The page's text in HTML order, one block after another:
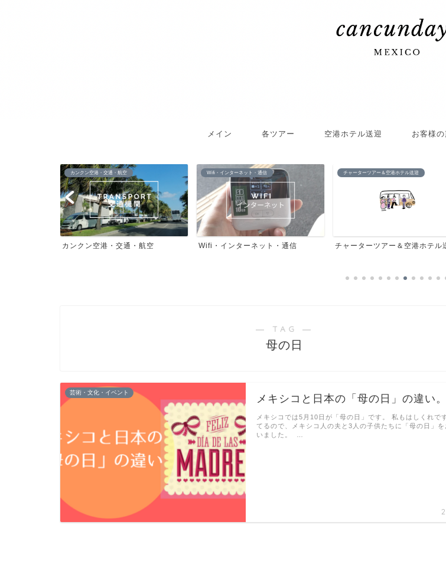
メイン 各ツアー 空港ホテル送迎 お客様の
カンクン空港・交通・航空
カンクン空港・交通・航空
Wifi・インターネット・通信
Wifi・インターネット・通信
チャーターツアー＆空港ホテル送迎
チャーターツアー＆空港ホテル
― TAG ―
母の日
芸術・文化・イベント
メキシコと日本の「母の日」の違い
メキシコでは5月10日が「母の日」です。 私もはしくれで
てるので、メキシコ人の夫と3人の子供たちに「母の日」を
いました。 …